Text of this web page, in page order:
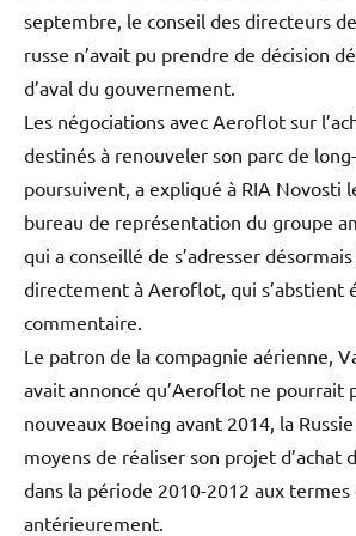
septembre, le conseil des directeurs
russe n’avait pu prendre de décision
d’aval du gouvernement.
Les négociations avec Aeroflot sur
destinés à renouveler son parc de
poursuivent, a expliqué à RIA Novosti
bureau de représentation du groupe
qui a conseillé de s’adresser
directement à Aeroflot, qui s’abstient
commentaire.
Le patron de la compagnie aérienne,
avait annoncé qu’Aeroflot ne pourrait
nouveaux Boeing avant 2014, la
moyens de réaliser son projet d’achat
dans la période 2010-2012 aux termes
antérieurement.